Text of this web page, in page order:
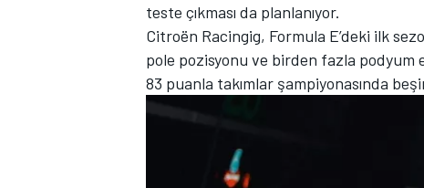
TÜRK SPORCULAR
teste çıkması da planlanıyor.
Citroën Racingig, Formula E’deki ilk
pole pozisyonu ve birden fazla podyum
83 puanla takımlar şampiyonasında